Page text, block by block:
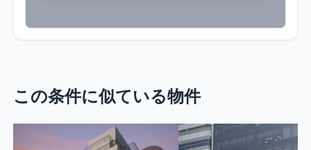
この条件に似ている物件